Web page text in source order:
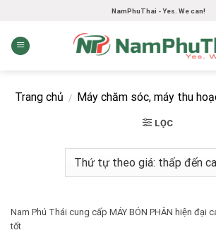
content
NamPhuThai - Yes. We can!
Trang chủ / Máy chăm sóc, máy thu
LỌC
Nam Phú Thái cung cấp MÁY BÓN PHÂN hiện đại
tốt